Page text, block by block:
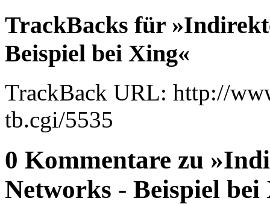
TrackBacks für
Beispiel bei Xing«
TrackBack URL: http://
tb.cgi/5535
0 Kommentare zu
Networks - Beispiel bei